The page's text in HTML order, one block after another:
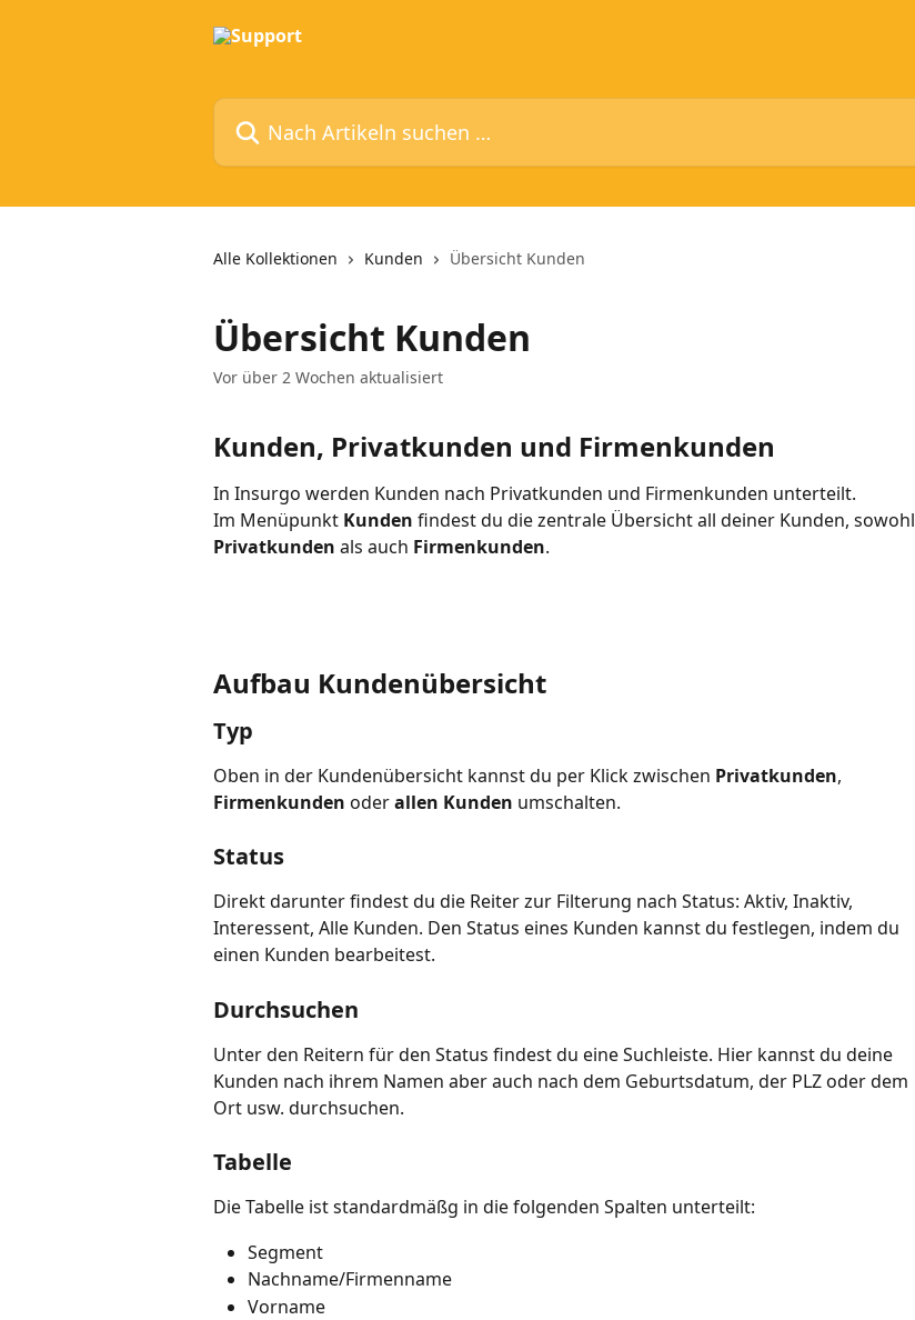
Nach Artikeln suchen …
Alle Kollektionen Kunden Übersicht Kunden
Übersicht Kunden
Vor über 2 Wochen aktualisiert
Kunden, Privatkunden und Firmenkunden
In Insurgo werden Kunden nach Privatkunden und Firmenkunden unterteilt.
Im Menüpunkt Kunden findest du die zentrale Übersicht all deiner Kunden, sowohl
Privatkunden als auch Firmenkunden.
Aufbau Kundenübersicht
Typ
Oben in der Kundenübersicht kannst du per Klick zwischen Privatkunden,
Firmenkunden oder allen Kunden umschalten.
Status
Direkt darunter findest du die Reiter zur Filterung nach Status: Aktiv, Inaktiv,
Interessent, Alle Kunden. Den Status eines Kunden kannst du festlegen, indem du
einen Kunden bearbeitest.
Durchsuchen
Unter den Reitern für den Status findest du eine Suchleiste. Hier kannst du deine
Kunden nach ihrem Namen aber auch nach dem Geburtsdatum, der PLZ oder dem
Ort usw. durchsuchen.
Tabelle
Die Tabelle ist standardmäßg in die folgenden Spalten unterteilt:
Segment
Nachname/Firmenname
Vorname